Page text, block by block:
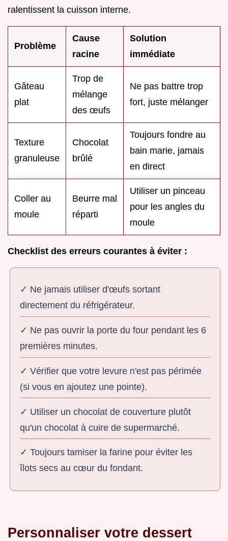
ralentissent la cuisson interne.
Problème
Cause
racine
Solution
immédiate
Gâteau
plat
Trop de
mélange
des œufs
Ne pas battre trop
fort, juste mélanger
Texture
granuleuse
Chocolat
brûlé
Toujours fondre au
bain marie, jamais
en direct
Coller au
moule
Beurre mal
réparti
Utiliser un pinceau
pour les angles du
moule
Checklist des erreurs courantes à éviter :
✓ Ne jamais utiliser d'œufs sortant
directement du réfrigérateur.
✓ Ne pas ouvrir la porte du four pendant les 6
premières minutes.
✓ Vérifier que votre levure n'est pas périmée
(si vous en ajoutez une pointe).
✓ Utiliser un chocolat de couverture plutôt
qu'un chocolat à cuire de supermarché.
✓ Toujours tamiser la farine pour éviter les
îlots secs au cœur du fondant.
Personnaliser votre dessert